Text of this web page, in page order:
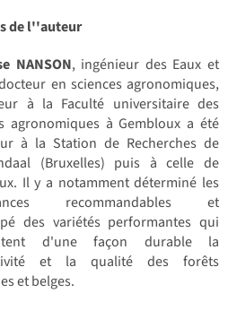
de l''auteur
NANSON, ingénieur des Eaux et
en sciences agronomiques,
à la Faculté universitaire des
agronomiques à Gembloux a été
à la Station de Recherches de
(Bruxelles) puis à celle de
Il y a notamment déterminé les
recommandables et
des variétés performantes qui
d'une façon durable la
et la qualité des forêts
et belges.